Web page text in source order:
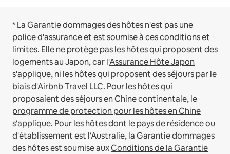
* La Garantie dommages des hôtes n'est pas une
police d'assurance et est soumise à cesconditions et
limites. Elle ne protège pas les hôtes qui proposent des
logements au Japon, car l'Assurance Hôte Japon
s'applique, ni les hôtes qui proposent des séjours par le
biais d'Airbnb Travel LLC. Pour les hôtes qui
proposaient des séjours en Chine continentale, le
programme de protection pour les hôtes en Chine
s'applique. Pour les hôtes dont le pays de résidence ou
d'établissement est l'Australie, la Garantie dommages
des hôtes est soumise auxConditions de la Garantie